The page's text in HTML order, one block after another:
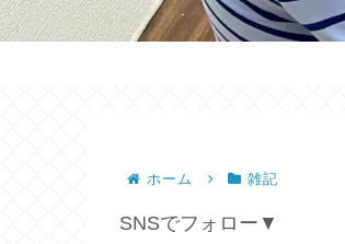
ホーム 雑記
SNSでフォロー▼